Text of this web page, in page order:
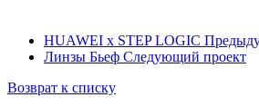
HUAWEI x STEP LOGIC
Линзы Бьеф Следующий проект
Возврат к списку